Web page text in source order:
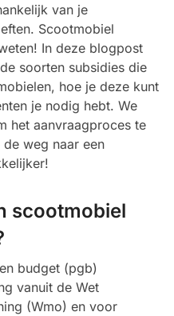
van je
Scootmobiel
In deze blogpost
soorten subsidies die
hoe je deze kunt
je nodig hebt. We
het aanvraagproces te
weg naar een
scootmobiel
budget (pgb)
vanuit de Wet
(Wmo) en voor